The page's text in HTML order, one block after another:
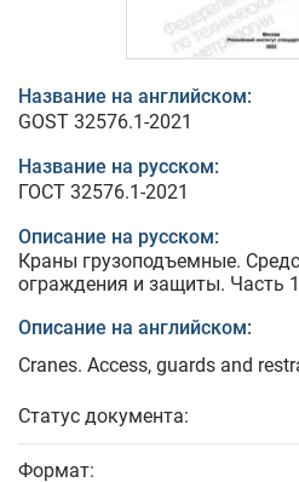
Название на английском:
GOST 32576.1-2021
Название на русском:
ГОСТ 32576.1-2021
Описание на русском:
Краны грузоподъемные.
ограждения и защиты. Часть
Описание на английском:
Cranes. Access, guards and
Статус документа:
Формат: